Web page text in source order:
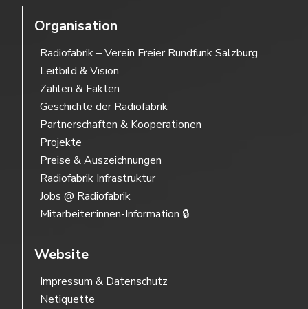
Organisation
Radiofabrik – Verein Freier Rundfunk Salzburg
Leitbild & Vision
Zahlen & Fakten
Geschichte der Radiofabrik
Partnerschaften & Kooperationen
Projekte
Preise & Auszeichnungen
Radiofabrik Infrastruktur
Jobs @ Radiofabrik
Mitarbeiter:innen-Information 🔒
Website
Impressum & Datenschutz
Netiquette